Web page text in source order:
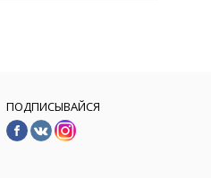
ПОДПИСЫВАЙСЯ